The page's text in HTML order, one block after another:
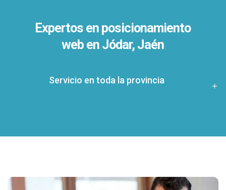
Expertos en posicionamiento
web en Jódar, Jaén
Servicio en toda la provincia